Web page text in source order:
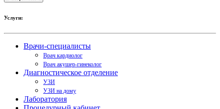
Услуги:
Врачи-специалисты
Врач кардиолог
Врач акушер-гинеколог
Диагностическое отделение
УЗИ
УЗИ на дому
Лаборатория